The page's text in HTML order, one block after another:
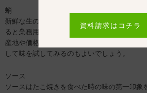
蛸
新鮮な生の蛸を使用すると味はよいですが、
ると業務用の冷凍蛸を使用することも多いよ
産地や価格の選択肢は多いので、小さいサイ
して味を試してみるのもよいでしょう。
ソース
ソースはたこ焼きを食べた時の味の第一印象
資料請求はコチラ